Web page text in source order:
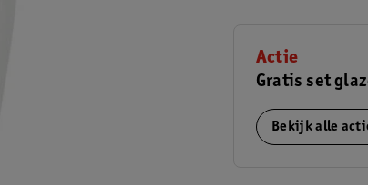
Actie
Gratis set
Bekijk alle